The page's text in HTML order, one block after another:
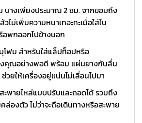
บางเพียงประมาณ 2 ซม. จากขอบถึง
ไม่เพิ่มความหนาเทอะทะเมื่อใส่ใน
อพกออกไปข้างนอก
ฟม สำหรับใส่แล็ปท็อปหรือ
งคุณอย่างพอดี พร้อม แผ่นยางกันลื่น
วยให้เครื่องอยู่แน่นไม่เลื่อนไปมา
ะพายไหล่แบบปรับและถอดได้ รวมถึง
ล่องตัว ไม่ว่าจะถือเดินทางหรือสะพาย